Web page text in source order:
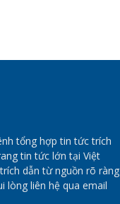
tổng hợp tin tức trích
tin tức lớn tại Việt
dẫn từ nguồn rõ ràng
lòng liên hệ qua email